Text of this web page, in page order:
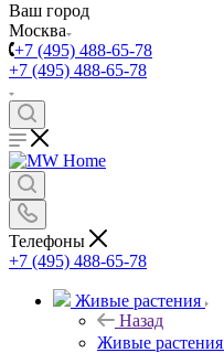
Ваш город
Москва
+7 (495) 488-65-78
+7 (495) 488-65-78
Телефоны
+7 (495) 488-65-78
Живые растения
Назад
Живые растения